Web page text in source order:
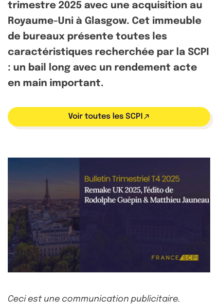
trimestre 2025 avec une acquisition au
Royaume-Uni à Glasgow. Cet immeuble
de bureaux présente toutes les
caractéristiques recherchée par la SCPI
: un bail long avec un rendement acte
en main important.
Voir toutes les SCPI
Ceci est une communication publicitaire.